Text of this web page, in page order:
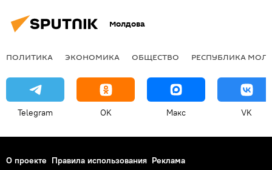
Молдова
ПОЛИТИКА ЭКОНОМИКА ОБЩЕСТВО РЕСПУБЛИКА
Telegram OK Макс VK
О проекте Правила использования Реклама